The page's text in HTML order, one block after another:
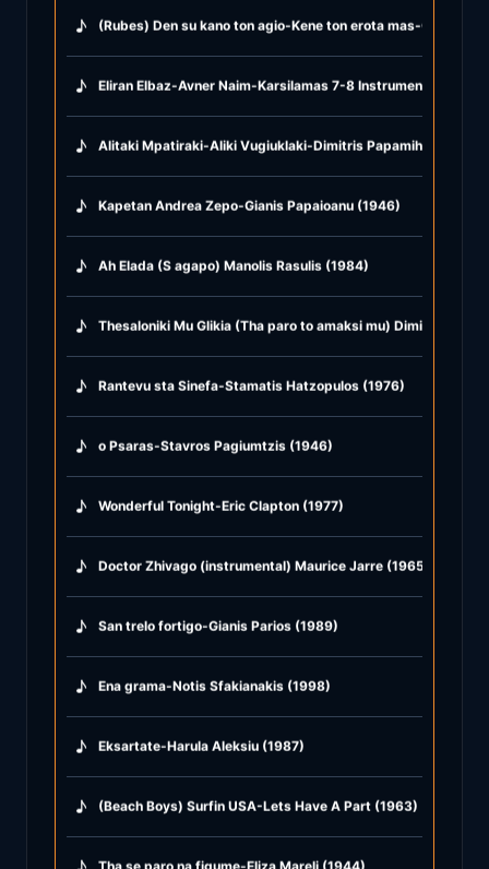
♪ (Rubes) Den su kano ton agio-Kene ton erota mas-Glika
♪ Eliran Elbaz-Avner Naim-Karsilamas 7-8 Instrumental (2021)
♪ Alitaki Mpatiraki-Aliki Vugiuklaki-Dimitris Papamihail (1968)
♪ Kapetan Andrea Zepo-Gianis Papaioanu (1946)
♪ Ah Elada (S agapo) Manolis Rasulis (1984)
♪ Thesaloniki Mu Glikia (Tha paro to amaksi mu) Dimitris
♪ Rantevu sta Sinefa-Stamatis Hatzopulos (1976)
♪ o Psaras-Stavros Pagiumtzis (1946)
♪ Wonderful Tonight-Eric Clapton (1977)
♪ Doctor Zhivago (instrumental) Maurice Jarre (1965)
♪ San trelo fortigo-Gianis Parios (1989)
♪ Ena grama-Notis Sfakianakis (1998)
♪ Eksartate-Harula Aleksiu (1987)
♪ (Beach Boys) Surfin USA-Lets Have A Part (1963)